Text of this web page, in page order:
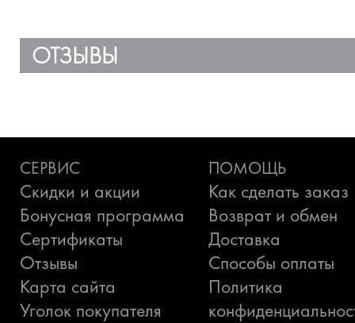
ОТЗЫВЫ
СЕРВИС
Скидки и акции
Бонусная программа
Сертификаты
Отзывы
Карта сайта
Уголок покупателя
ПОМОЩЬ
Как сделать заказ
Возврат и обмен
Доставка
Способы оплаты
Политика